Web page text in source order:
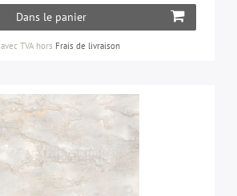
Dans le panier
avec TVAhors Frais de livraison